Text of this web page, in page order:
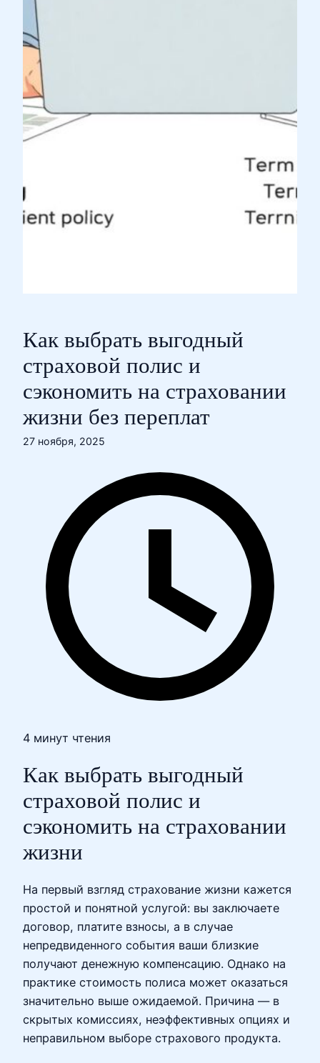
Как выбрать выгодный
страховой полис и
сэкономить на страховании
жизни без переплат
27 ноября, 2025
4 минут чтения
Как выбрать выгодный
страховой полис и
сэкономить на страховании
жизни
На первый взгляд страхование жизни кажется
простой и понятной услугой: вы заключаете
договор, платите взносы, а в случае
непредвиденного события ваши близкие
получают денежную компенсацию. Однако на
практике стоимость полиса может оказаться
значительно выше ожидаемой. Причина — в
скрытых комиссиях, неэффективных опциях и
неправильном выборе страхового продукта.